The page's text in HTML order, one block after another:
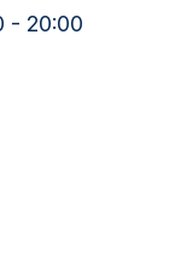
- 20:00